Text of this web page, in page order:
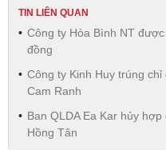
TIN LIÊN QUAN
Công ty Hòa Bình NT
đồng
Công ty Kinh Huy trúng
Cam Ranh
Ban QLDA Ea Kar hủy
Hồng Tân